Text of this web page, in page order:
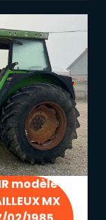
modèle
MX